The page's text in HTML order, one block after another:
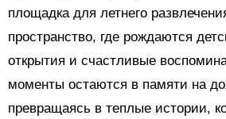
площадка для летнего
пространство, где рождаются
открытия и счастливые
моменты остаются в памяти на
превращаясь в теплые истории,